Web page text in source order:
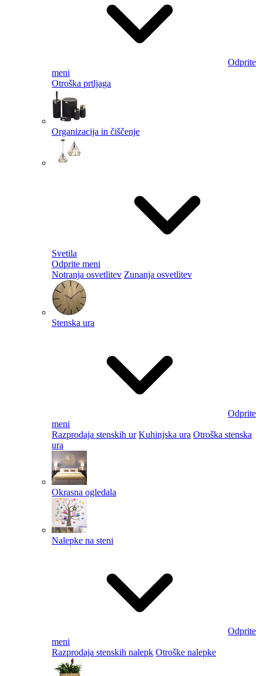
Odprite
meni
Otroška prtljaga
Organizacija in čiščenje
Svetila
Odprite meni
Notranja osvetlitev Zunanja osvetlitev
Stenska ura
Odprite
meni
Razprodaja stenskih ur Kuhinjska ura Otroška stenska
ura
Okrasna ogledala
Nalepke na steni
Odprite
meni
Razprodaja stenskih nalepk Otroške nalepke